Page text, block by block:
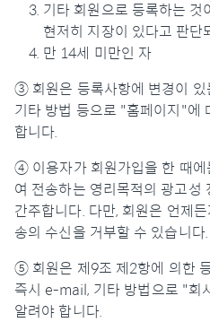
기타 회원으로 등록하는
현저히 지장이 있다고 판단
만 14세 미만인 자
③ 회원은 등록사항에 변경이 있
기타 방법 등으로 "홈페이지"에
합니다.
④ 이용자가 회원가입을 한 때
여 전송하는 영리목적의 광고성
간주합니다. 다만, 회원은 언제
송의 수신을 거부할 수 있습니다.
⑤ 회원은 제9조 제2항에 의한
즉시 e-mail, 기타 방법으로 "회
알려야 합니다.